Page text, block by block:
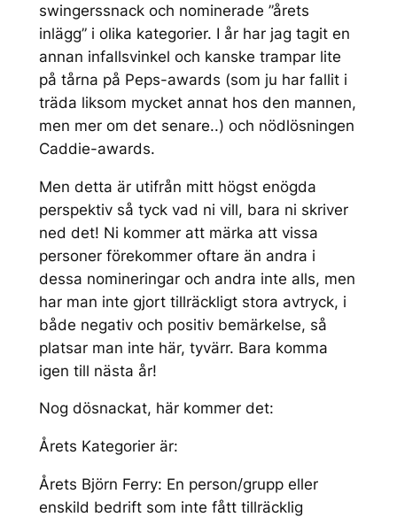
swingerssnack och nominerade ”årets
inlägg” i olika kategorier. I år har jag tagit en
annan infallsvinkel och kanske trampar lite
på tårna på Peps-awards (som ju har fallit i
träda liksom mycket annat hos den mannen,
men mer om det senare..) och nödlösningen
Caddie-awards.
Men detta är utifrån mitt högst enögda
perspektiv så tyck vad ni vill, bara ni skriver
ned det! Ni kommer att märka att vissa
personer förekommer oftare än andra i
dessa nomineringar och andra inte alls, men
har man inte gjort tillräckligt stora avtryck, i
både negativ och positiv bemärkelse, så
platsar man inte här, tyvärr. Bara komma
igen till nästa år!
Nog dösnackat, här kommer det:
Årets Kategorier är:
Årets Björn Ferry: En person/grupp eller
enskild bedrift som inte fått tillräcklig